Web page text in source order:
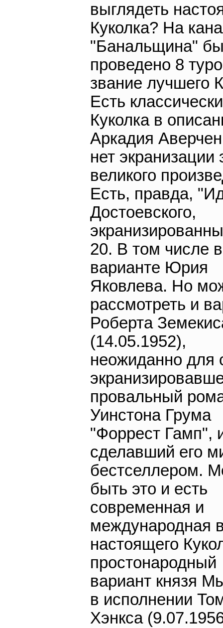
выглядеть
Куколка? На
"Банальщина"
проведено 8
звание лучшего
Есть
Куколка в
Аркадия
нет экранизации
великого
Есть, правда,
Достоевского,
20. В том числе в
варианте Юрия
Яковлева. Но
рассмотреть и
Роберта
(14.05.1952),
неожиданно для
провальный
Уинстона Грума
"Форрест Гамп",
сделавший его
бестселлером.
быть это и есть
современная и
международная
настоящего
простонародный
вариант князя
в исполнении
Хэнкса